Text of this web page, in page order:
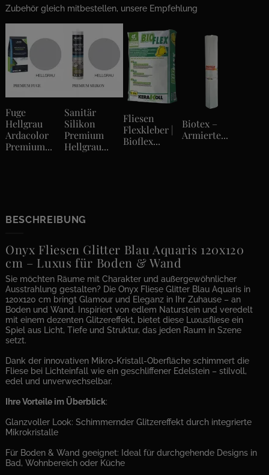
Zubehör gleich mitbestellen, unsere Empfehlung
Fuge
Hellgrau
Ardacolor
Premium...
Sanitär
Silikon
Premium
Hellgrau...
Fliesen
Flexkleber |
Bioflex...
Biotex –
Armierte...
BESCHREIBUNG
Onyx Fliesen Glitter Blau Aquaris 120x120
cm – Luxus für Boden & Wand
Sie möchten Räume mit Charakter und außergewöhnlicher
Ausstrahlung gestalten? Die Onyx Fliese Glitter Blau Aquaris in
120x120 cm bringt Glamour und Eleganz in Ihr Zuhause – an
Boden und Wand. Inspiriert von edlem Naturstein und veredelt
mit einem dezenten Glitzereffekt, bietet diese Luxusfliese ein
Spiel aus Licht, Tiefe und Struktur, das jeden Raum in Szene
setzt.
Dank der innovativen Mikro-Kristall-Oberfläche schimmert die
Fliese bei Lichteinfall wie ein geschliffener Edelstein – stilvoll,
edel und unverwechselbar.
Ihre Vorteile im Überblick:
Glanzvoller Look: Schimmernder Glitzereffekt durch integrierte
Mikrokristalle
Für Boden & Wand geeignet: Ideal für durchgehende Designs in
Bad, Wohnbereich oder Küche